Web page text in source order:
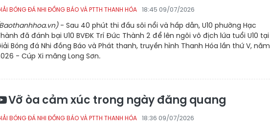
BÓNG ĐÁ NHI ĐỒNG BÁO VÀ PTTH THANH HÓA 18:45 09/07/2026
- Sau 40 phút thi đấu sôi nổi và hấp dẫn, U10 phường Hạc
đã đánh bại U10 BVĐK Trí Đức Thành 2 để lên ngôi vô địch lứa tuổi U10 tại
Bóng đá Nhi đồng Báo và Phát thanh, truyền hình Thanh Hóa lần thứ V, năm
- Cúp Xi măng Long Sơn.
Vỡ òa cảm xúc trong ngày đăng quang
BÓNG ĐÁ NHI ĐỒNG BÁO VÀ PTTH THANH HÓA 18:36 09/07/2026